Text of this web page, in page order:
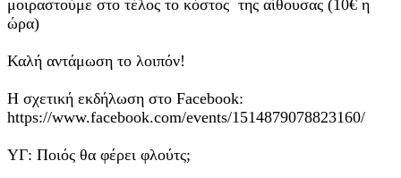
μοιραστούμε στο τέλος το κόστος της αίθουσας (10€ η
ώρα)
Καλή αντάμωση το λοιπόν!
Η σχετική εκδήλωση στο Facebook:
https://www.facebook.com/events/1514879078823160/
ΥΓ: Ποιός θα φέρει φλούτς;